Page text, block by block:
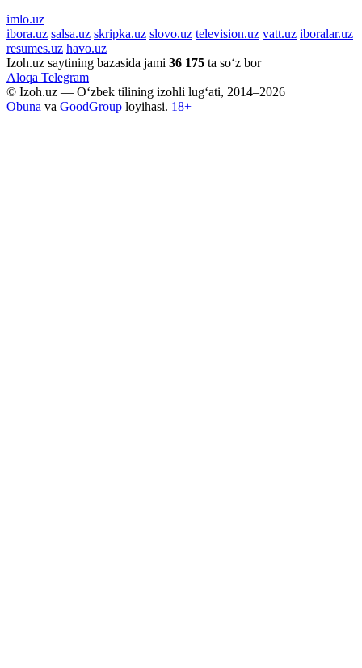
imlo.uz
ibora.uz salsa.uz skripka.uz slovo.uz television.uz vatt.uz iboralar.uz
resumes.uz havo.uz
Izoh.uz saytining bazasida jami 36 175 ta so‘z bor
Aloqa Telegram
© Izoh.uz — O‘zbek tilining izohli lug‘ati, 2014–2026
Obuna va GoodGroup loyihasi. 18+